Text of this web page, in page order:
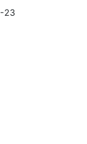
23